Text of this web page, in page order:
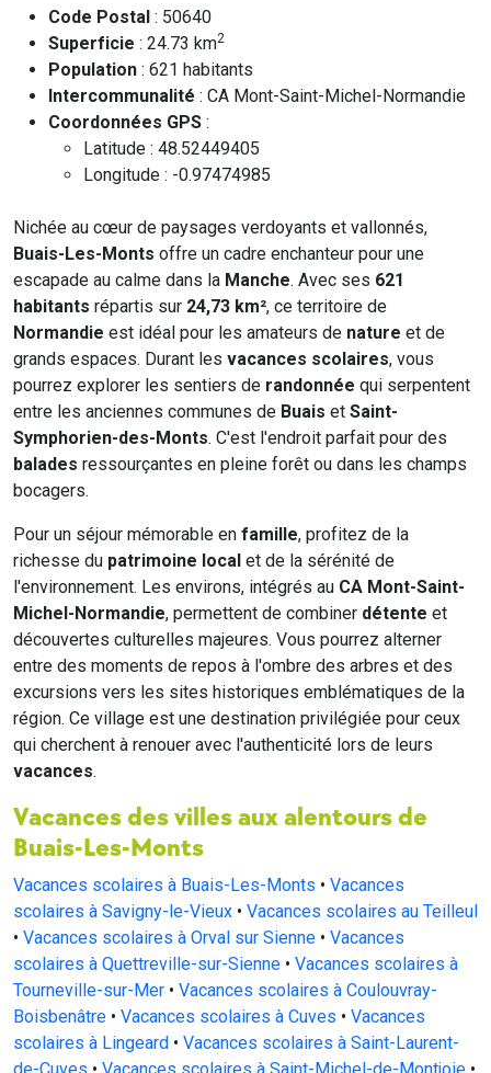
Code Postal : 50640
Superficie : 24.73 km2
Population : 621 habitants
Intercommunalité : CA Mont-Saint-Michel-Normandie
Coordonnées GPS :
Latitude : 48.52449405
Longitude : -0.97474985
Nichée au cœur de paysages verdoyants et vallonnés,
Buais-Les-Monts offre un cadre enchanteur pour une
escapade au calme dans la Manche. Avec ses 621
habitants répartis sur 24,73 km², ce territoire de
Normandie est idéal pour les amateurs de nature et de
grands espaces. Durant les vacances scolaires, vous
pourrez explorer les sentiers de randonnée qui serpentent
entre les anciennes communes de Buais et Saint-
Symphorien-des-Monts. C'est l'endroit parfait pour des
balades ressourçantes en pleine forêt ou dans les champs
bocagers.
Pour un séjour mémorable en famille, profitez de la
richesse du patrimoine local et de la sérénité de
l'environnement. Les environs, intégrés au CA Mont-Saint-
Michel-Normandie, permettent de combiner détente et
découvertes culturelles majeures. Vous pourrez alterner
entre des moments de repos à l'ombre des arbres et des
excursions vers les sites historiques emblématiques de la
région. Ce village est une destination privilégiée pour ceux
qui cherchent à renouer avec l'authenticité lors de leurs
vacances.
Vacances des villes aux alentours de
Buais-Les-Monts
Vacances scolaires à Buais-Les-Monts • Vacances
scolaires à Savigny-le-Vieux • Vacances scolaires au Teilleul
• Vacances scolaires à Orval sur Sienne • Vacances
scolaires à Quettreville-sur-Sienne • Vacances scolaires à
Tourneville-sur-Mer • Vacances scolaires à Coulouvray-
Boisbenâtre • Vacances scolaires à Cuves • Vacances
scolaires à Lingeard • Vacances scolaires à Saint-Laurent-